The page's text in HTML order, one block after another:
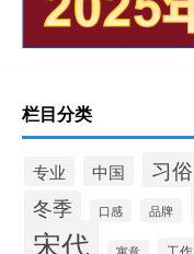
栏目分类
专业 中国 习俗
冬季 口感 品牌
宋代